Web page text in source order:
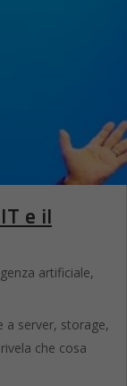
e il
artificiale,
a server, storage,
che cosa